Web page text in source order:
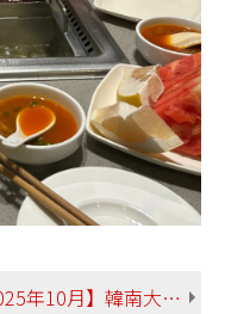
【2025年10月】韓南大学校（韓国） 大田さん 総合文化学部 英米言語文化学科